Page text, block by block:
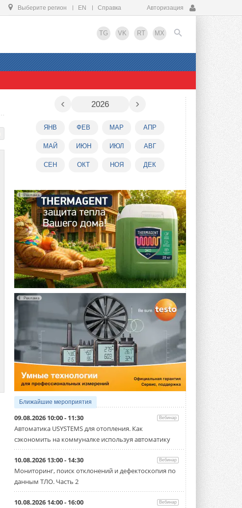
Выберите регион EN Справка Авторизация
TG VK RT MX
EN
‹ 2026 ›
ЯНВ ФЕВ МАР АПР
МАЙ ИЮН ИЮЛ АВГ
СЕН ОКТ НОЯ ДЕК
Реклама
Реклама
Ближайшие мероприятия
09.08.2026 10:00 - 11:30 Вебинар
Автоматика USYSTEMS для отопления. Как
сэкономить на коммуналке используя автоматику
10.08.2026 13:00 - 14:30 Вебинар
Мониторинг, поиск отклонений и дефектоскопия по
данным ТЛО. Часть 2
10.08.2026 14:00 - 16:00 Вебинар